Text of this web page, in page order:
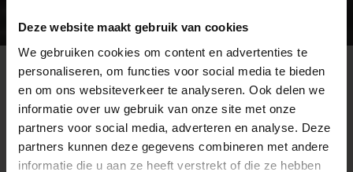
Deze website maakt gebruik van cookies
We gebruiken cookies om content en advertenties te
personaliseren, om functies voor social media te bieden
en om ons websiteverkeer te analyseren. Ook delen we
informatie over uw gebruik van onze site met onze
partners voor social media, adverteren en analyse. Deze
partners kunnen deze gegevens combineren met andere
informatie die u aan ze heeft verstrekt of die ze hebben
GRATIS BIJ AANKOOP